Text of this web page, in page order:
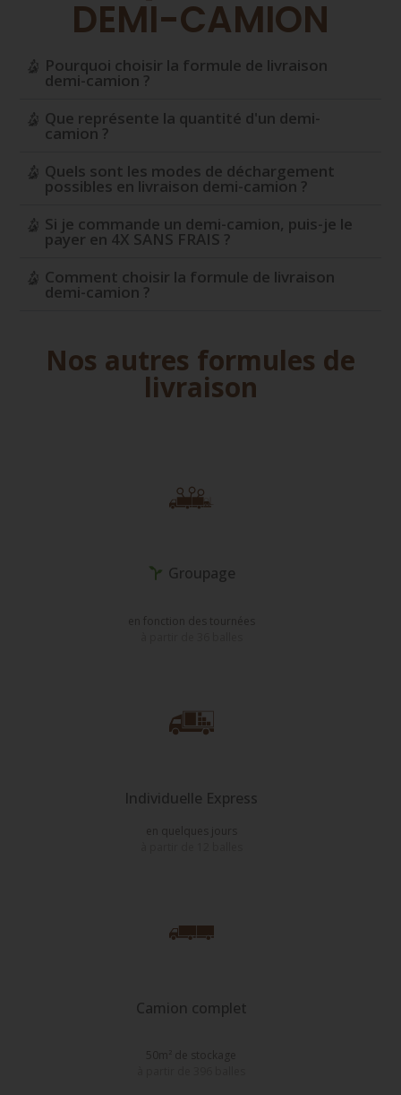
DEMI-CAMION
Pourquoi choisir la formule de livraison
demi-camion ?
Que représente la quantité d'un demi-
camion ?
Quels sont les modes de déchargement
possibles en livraison demi-camion ?
Si je commande un demi-camion, puis-je le
payer en 4X SANS FRAIS ?
Comment choisir la formule de livraison
demi-camion ?
Nos autres formules de
livraison
Groupage
en fonction des tournées
Individuelle Express
en quelques jours
Camion complet
50m² de stockage